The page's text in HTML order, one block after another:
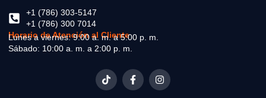
+1 (786) 303-5147
+1 (786) 300 7014
Horario de Atención al Cliente
Lunes a viernes: 9:00 a. m. a 5:00 p. m.
Sábado: 10:00 a. m. a 2:00 p. m.
T
i
k
F
a
c
n
s